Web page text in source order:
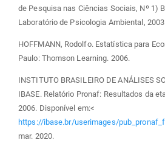
de Pesquisa nas Ciências Sociais, Nº 1)
Laboratório de Psicologia Ambiental,
HOFFMANN, Rodolfo. Estatística para
Paulo: Thomson Learning. 2006.
INSTITUTO BRASILEIRO DE ANÁLISES
IBASE. Relatório Pronaf: Resultados da
2006. Disponível em:<
https://ibase.br/userimages/
mar. 2020.